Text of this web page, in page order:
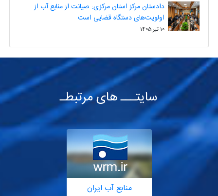
دادستان مرکز استان مرکزی: صیانت از منابع آب از
اولویت‌های دستگاه قضایی است
10 تیر 1405
سایتـــ های مرتبطـ
منابع آب ایران